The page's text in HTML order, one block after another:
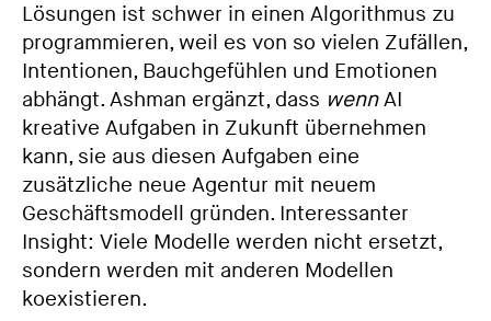
Lösungen ist schwer in einen Algorithmus zu
programmieren, weil es von so vielen Zufällen,
Intentionen, Bauchgefühlen und Emotionen
abhängt. Ashman ergänzt, dass wennAI
kreative Aufgaben in Zukunft übernehmen
kann, sie aus diesen Aufgaben eine
zusätzliche neue Agentur mit neuem
Geschäftsmodell gründen. Interessanter
Insight: Viele Modelle werden nicht ersetzt,
sondern werden mit anderen Modellen
koexistieren.